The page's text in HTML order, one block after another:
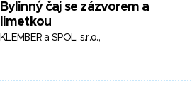
Bylinný čaj se zázvorem a
limetkou
KLEMBER a SPOL, s.r.o.,